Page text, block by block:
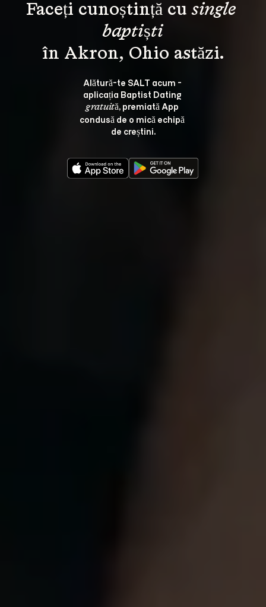
Faceți cunoștință cu single
baptiști
Alătură-te SALT acum -
aplicația Baptist Dating
gratuită, premiată App
condusă de o mică echipă
de creștini.